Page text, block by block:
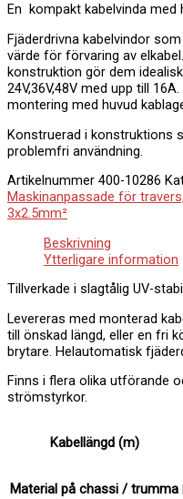
En kompakt kabelvinda
Fjäderdrivna kabelvindor
värde för förvaring av elkabel.
konstruktion gör dem
24V,36V,48V med upp till 16A.
montering med huvud
Konstruerad i konstruktions
problemfri användning.
Artikelnummer 400-10286
Maskinanpassade för
3x2.5mm²
Beskrivning
Ytterligare information
Tillverkade i slagtålig UV-
Levereras med monterad
till önskad längd, eller en fri
brytare. Helautomatisk
Finns i flera olika utförande
strömstyrkor.
Kabellängd (m)
Material på chassi / trumma